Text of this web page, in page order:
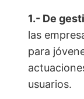
1.- De
las
para
usuarios.